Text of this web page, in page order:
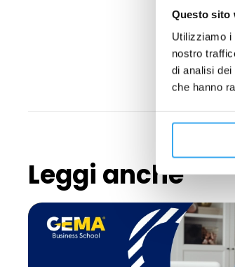
Questo sito
Utilizziamo i
nostro
di analisi
che hanno
Leggi anche